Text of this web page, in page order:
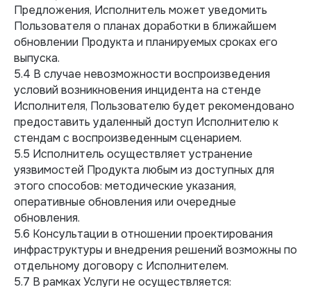
Предложения, Исполнитель может уведомить
Пользователя о планах доработки в ближайшем
обновлении Продукта и планируемых сроках его
выпуска.
5.4 В случае невозможности воспроизведения
условий возникновения инцидента на стенде
Исполнителя, Пользователю будет рекомендовано
предоставить удаленный доступ Исполнителю к
стендам с воспроизведенным сценарием.
5.5 Исполнитель осуществляет устранение
уязвимостей Продукта любым из доступных для
этого способов: методические указания,
оперативные обновления или очередные
обновления.
5.6 Консультации в отношении проектирования
инфраструктуры и внедрения решений возможны по
отдельному договору с Исполнителем.
5.7 В рамках Услуги не осуществляется: